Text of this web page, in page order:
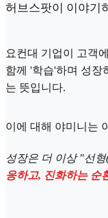
허브스팟이 이야기
요컨대 기업이 고객
함께 '학습'하며 성장
는 뜻입니다.
이에 대해 야미니는
성장은 더 이상 "선
응하고, 진화하는 순